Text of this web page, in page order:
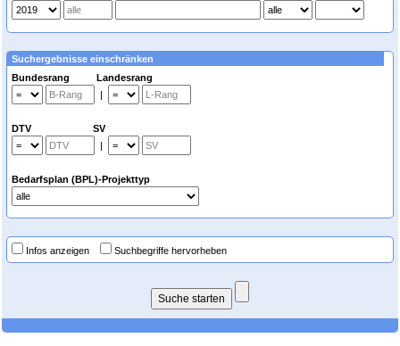
Suchergebnisse einschränken
Bundesrang Landesrang
|
DTV SV
|
Bedarfsplan (BPL)-Projekttyp
Infos anzeigen Suchbegriffe hervorheben